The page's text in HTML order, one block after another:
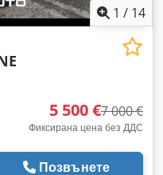
1 / 14
5 500 €7 000 €
Фиксирана цена без ДДС
Позвънете